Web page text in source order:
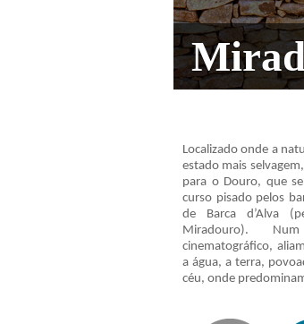
Localizado onde a
estado mais
para o Douro, que
curso pisado pelos
de Barca d’Alva
Miradouro).
cinematográfico,
a água, a terra,
céu, onde